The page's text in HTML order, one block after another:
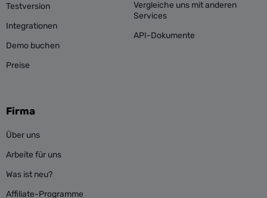
Testversion
Integrationen
Demo buchen
Preise
Vergleiche uns mit anderen
Services
API-Dokumente
Firma
Über uns
Arbeite für uns
Was ist neu?
Affiliate-Programme